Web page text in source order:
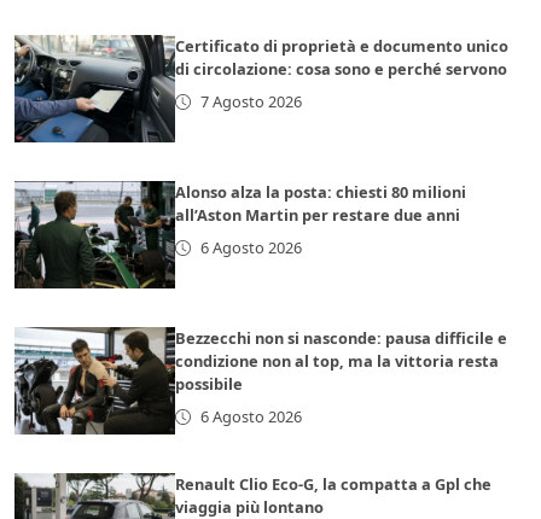
Certificato di proprietà e documento unico
di circolazione: cosa sono e perché servono
7 Agosto 2026
Alonso alza la posta: chiesti 80 milioni
all’Aston Martin per restare due anni
6 Agosto 2026
Bezzecchi non si nasconde: pausa difficile e
condizione non al top, ma la vittoria resta
possibile
6 Agosto 2026
Renault Clio Eco-G, la compatta a Gpl che
viaggia più lontano